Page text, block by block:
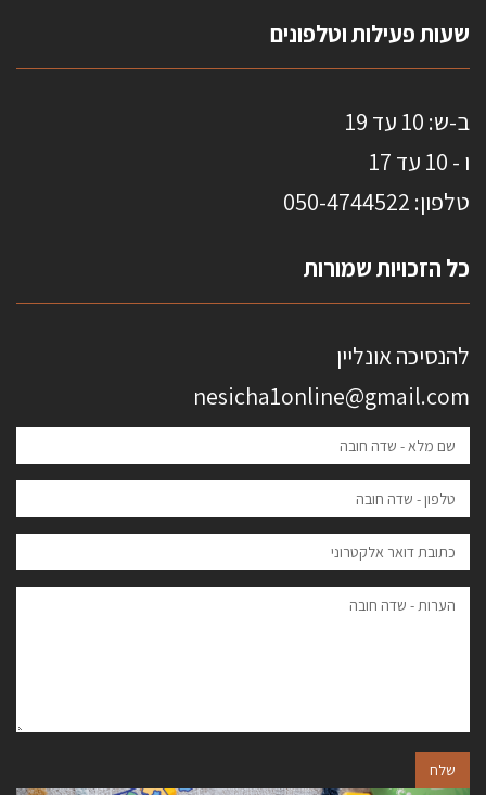
שעות פעילות וטלפונים
ב-ש: 10 עד 19
ו - 10 עד 17
טלפון: 0 50-4744522
כל הזכויות שמורות
להנסיכה אונליין
nesicha1online@gmail.com
שלח